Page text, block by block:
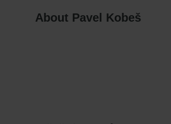
About Pavel Kobeš